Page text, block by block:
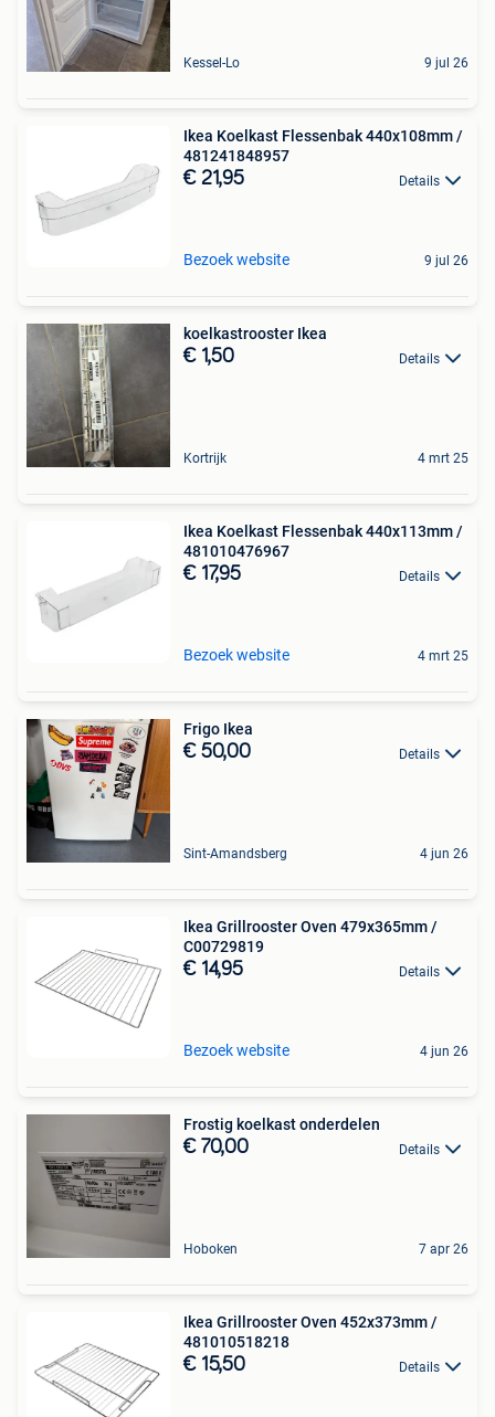
Kessel-Lo 9 jul 26
Ikea Koelkast Flessenbak 440x108mm /
481241848957
€ 21,95 Details
Bezoek website 9 jul 26
koelkastrooster Ikea
€ 1,50 Details
Kortrijk 4 mrt 25
Ikea Koelkast Flessenbak 440x113mm /
481010476967
€ 17,95 Details
Bezoek website 4 mrt 25
Frigo Ikea
€ 50,00 Details
Sint-Amandsberg 4 jun 26
Ikea Grillrooster Oven 479x365mm /
C00729819
€ 14,95 Details
Bezoek website 4 jun 26
Frostig koelkast onderdelen
€ 70,00 Details
Hoboken 7 apr 26
Ikea Grillrooster Oven 452x373mm /
481010518218
€ 15,50 Details